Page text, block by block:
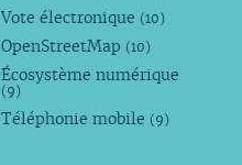
Vote électronique (10)
OpenStreetMap (10)
Écosystème numérique
(9)
Téléphonie mobile (9)